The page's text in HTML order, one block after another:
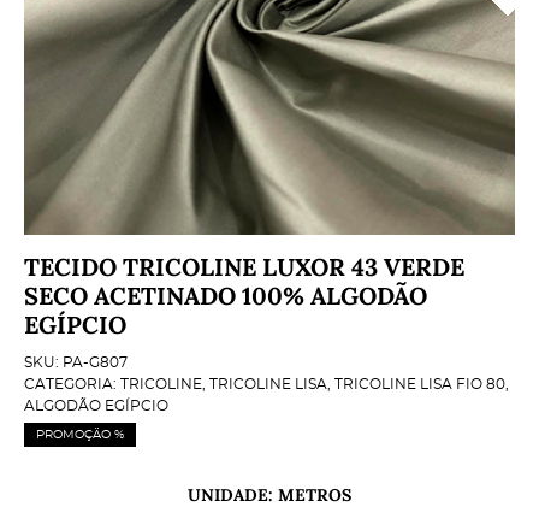
TECIDO TRICOLINE LUXOR 43 VERDE
SECO ACETINADO 100% ALGODÃO
EGÍPCIO
SKU: PA-G807
CATEGORIA: TRICOLINE TRICOLINE LISA TRICOLINE LISA FIO 80
ALGODÃO EGÍPCIO
PROMOÇÃO %
UNIDADE: METROS